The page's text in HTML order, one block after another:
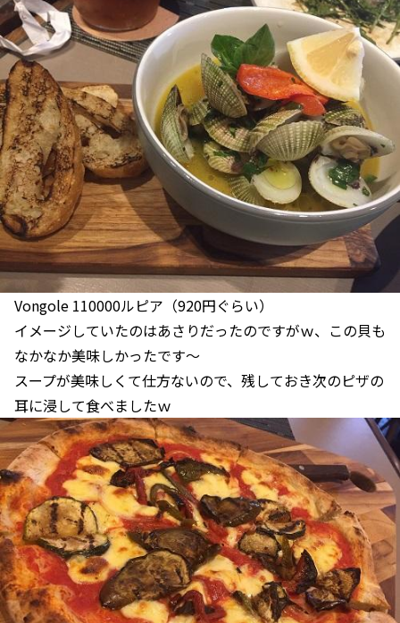
Vongole 110000ルピア（920円ぐらい）
イメージしていたのはあさりだったのですがｗ、この貝も
なかなか美味しかったです～
スープが美味しくて仕方ないので、残しておき次のピザの
耳に浸して食べましたｗ